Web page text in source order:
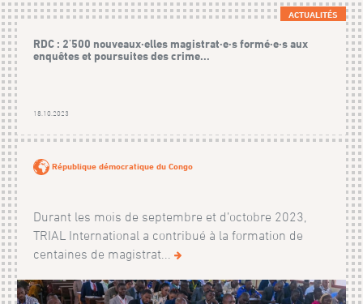
ACTUALITÉS
RDC : 2'500 nouveaux·elles magistrat·e·s formé·e·s aux
enquêtes et poursuites des crime...
18.10.2023
République démocratique du Congo
Durant les mois de septembre et d’octobre 2023,
TRIAL International a contribué à la formation de
centaines de magistrat...